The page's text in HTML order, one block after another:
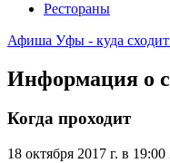
Рестораны
Афиша Уфы - куда
Информация о
Когда проходит
18 октября 2017 г. в 19:00